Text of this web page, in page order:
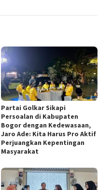
Partai Golkar Sikapi
Persoalan di Kabupaten
Bogor dengan Kedewasaan,
Jaro Ade: Kita Harus Pro Aktif
Perjuangkan Kepentingan
Masyarakat